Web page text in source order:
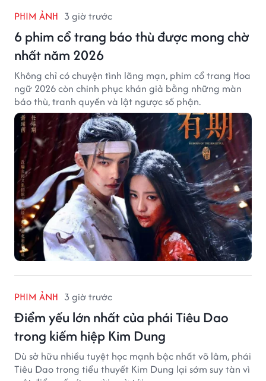
PHIM ẢNH 3 giờ trước
6 phim cổ trang báo thù được mong chờ
nhất năm 2026
Không chỉ có chuyện tình lãng mạn, phim cổ trang Hoa
ngữ 2026 còn chinh phục khán giả bằng những màn
báo thù, tranh quyền và lật ngược số phận.
PHIM ẢNH 3 giờ trước
Điểm yếu lớn nhất của phái Tiêu Dao
trong kiếm hiệp Kim Dung
Dù sở hữu nhiều tuyệt học mạnh bậc nhất võ lâm, phái
Tiêu Dao trong tiểu thuyết Kim Dung lại sớm suy tàn vì